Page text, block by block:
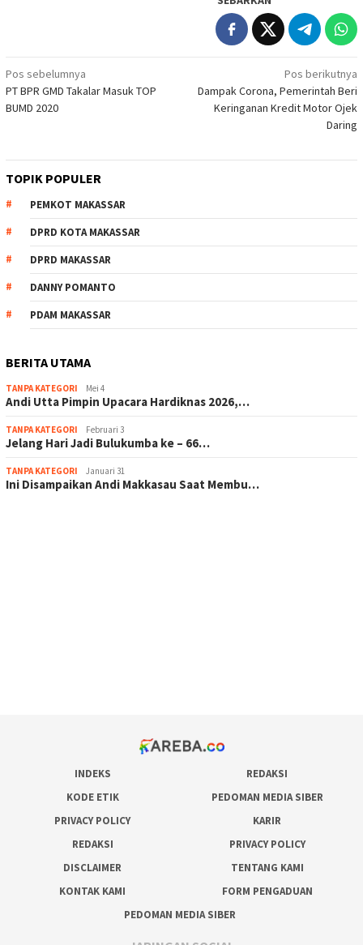
Navigasi
pos
Pos sebelumnya
PT BPR GMD Takalar Masuk TOP
BUMD 2020
Pos berikutnya
Dampak Corona, Pemerintah Beri
Keringanan Kredit Motor Ojek
Daring
TOPIK POPULER
PEMKOT MAKASSAR
DPRD KOTA MAKASSAR
DPRD MAKASSAR
DANNY POMANTO
PDAM MAKASSAR
BERITA UTAMA
TANPA KATEGORI Mei 4
Andi Utta Pimpin Upacara Hardiknas 2026,…
TANPA KATEGORI Februari 3
Jelang Hari Jadi Bulukumba ke – 66…
TANPA KATEGORI Januari 31
Ini Disampaikan Andi Makkasau Saat Membu…
INDEKS
REDAKSI
KODE ETIK
PEDOMAN MEDIA SIBER
PRIVACY POLICY
KARIR
REDAKSI
PRIVACY POLICY
DISCLAIMER
TENTANG KAMI
KONTAK KAMI
FORM PENGADUAN
PEDOMAN MEDIA SIBER